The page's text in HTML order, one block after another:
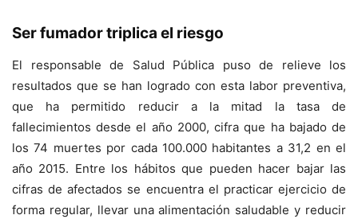
Ser fumador triplica el riesgo
El responsable de Salud Pública puso de relieve los
resultados que se han logrado con esta labor preventiva,
que ha permitido reducir a la mitad la tasa de
fallecimientos desde el año 2000, cifra que ha bajado de
los 74 muertes por cada 100.000 habitantes a 31,2 en el
año 2015. Entre los hábitos que pueden hacer bajar las
cifras de afectados se encuentra el practicar ejercicio de
forma regular, llevar una alimentación saludable y reducir